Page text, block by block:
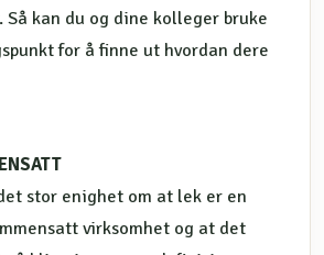
kan du og dine kolleger bruke
for å finne ut hvordan dere
stor enighet om at lek er en
virksomhet og at det